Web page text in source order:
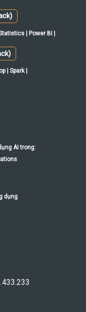
| Power BI |
| Spark |
AI trong:
dụng